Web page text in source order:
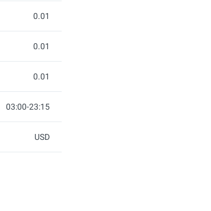
0.01
0.01
0.01
03:00-23:15
USD